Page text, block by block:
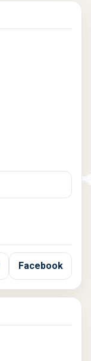
Facebook